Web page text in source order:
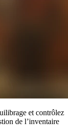
et contrôlez
de l’inventaire